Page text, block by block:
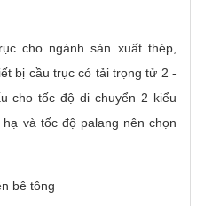
cho ngành sản xuất thép,
bị cầu trục có tải trọng tử 2 -
cho tốc độ di chuyển 2 kiểu
và tốc độ palang nên chọn
bê tông